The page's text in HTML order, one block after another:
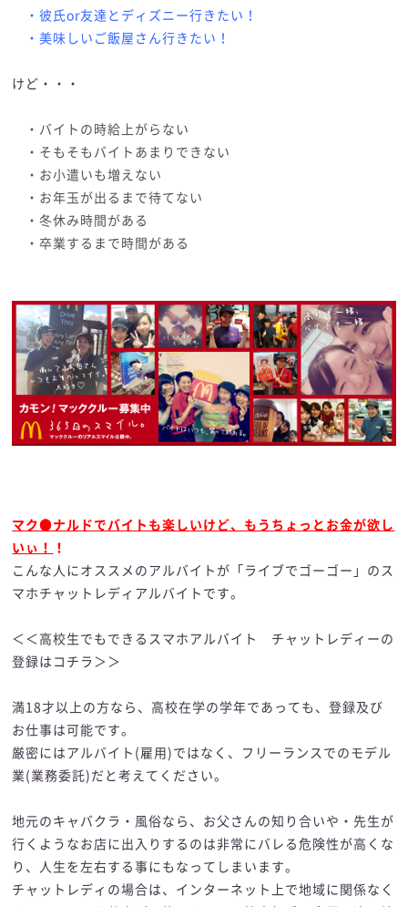
・彼氏or友達とディズニー行きたい！
・美味しいご飯屋さん行きたい！
けど・・・
・バイトの時給上がらない
・そもそもバイトあまりできない
・お小遣いも増えない
・お年玉が出るまで待てない
・冬休み時間がある
・卒業するまで時間がある
マク●ナルドでバイトも楽しいけど、もうちょっとお金が欲し
いぃ！
！
こんな人にオススメのアルバイトが「ライブでゴーゴー」のス
マホチャットレディアルバイトです。
＜＜高校生でもできるスマホアルバイト チャットレディーの
登録はコチラ＞＞
満18才以上の方なら、高校在学の学年であっても、登録及び
お仕事は可能です。
厳密にはアルバイト(雇用)ではなく、フリーランスでのモデル
業(業務委託)だと考えてください。
地元のキャバクラ・風俗なら、お父さんの知り合いや・先生が
行くようなお店に出入りするのは非常にバレる危険性が高くな
り、人生を左右する事にもなってしまいます。
チャットレディの場合は、インターネット上で地域に関係なく